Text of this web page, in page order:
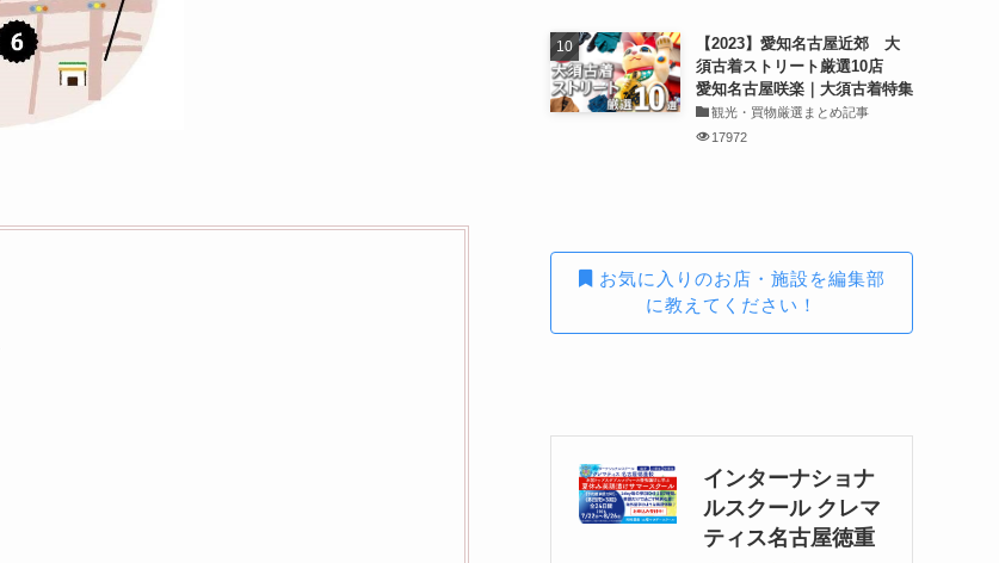
【2023】愛知名古屋近郊 大
須古着ストリート厳選10店
愛知名古屋咲楽｜大須古着特集
観光・買物厳選まとめ記事
17972
お気に入りのお店・施設を編集部
に教えてください！
インターナショナ
ルスクール クレマ
ティス名古屋徳重